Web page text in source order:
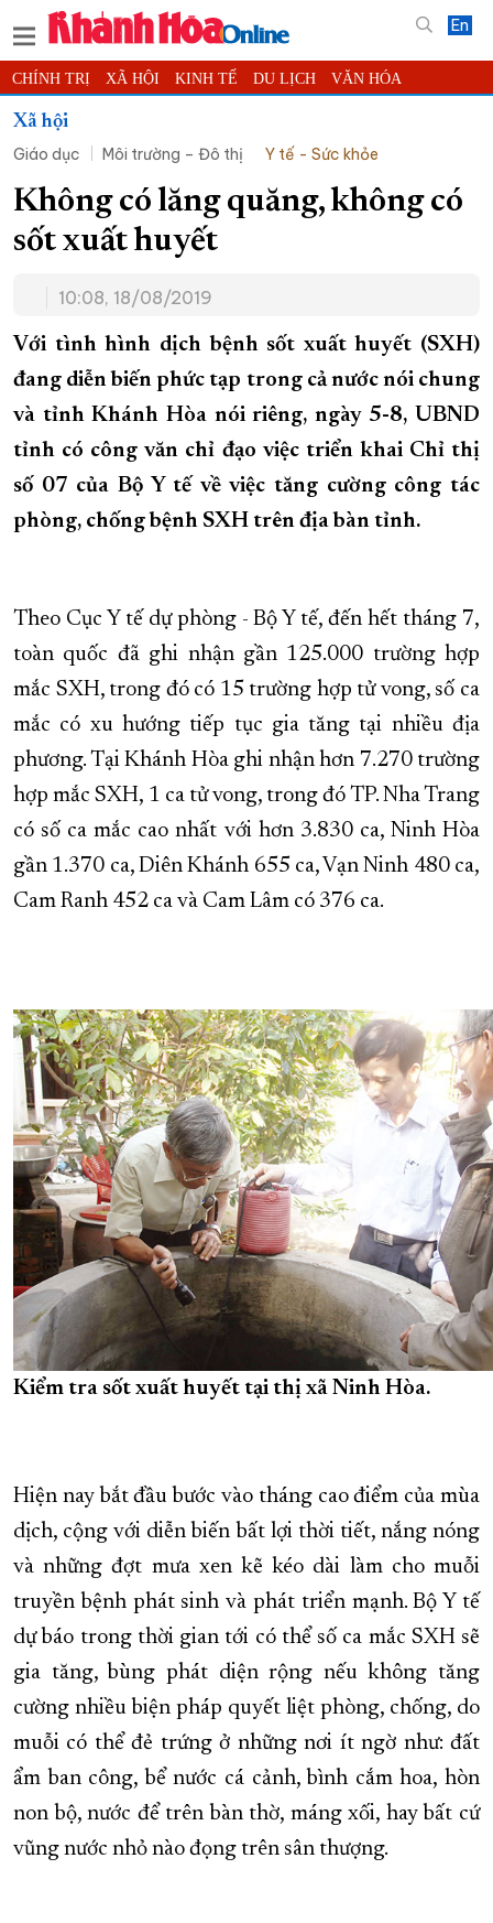
En
CHÍNH TRỊ XÃ HỘI KINH TẾ DU LỊCH VĂN HÓA
THỂ THAO
KHOA HỌC - CÔNG NGHỆ PHÁP LUẬT BẠN ĐỌC
THẾ GIỚI MULTIMEDIA VIDEO ĐỌC BÁO ONLINE
PODCAST THÔNG TIN - QUẢNG CÁO
TRƯỜNG SA BIỂN ĐẢO QUÊ HƯƠNG
CHUNG TAY CẢI CÁCH HÀNH CHÍNH
XÂY DỰNG NÔNG THÔN MỚI LỊCH CẮT ĐIỆN
TÀU - XE - MÁY BAY
KỶ NIỆM 370 NĂM XÂY DỰNG VÀ PHÁT TRIỂN TỈNH KHÁNH HÒA
KHOẢNH KHẮC ĐẸP XỨ TRẦM
XÂY DỰNG KHÁNH HÒA TRỞ THÀNH THÀNH PHỐ TRỰC THUỘC
Xã hội
Giáo dục
Môi trường – Đô thị Y tế - Sức khỏe
Không có lăng quăng, không có
sốt xuất huyết
10:08, 18/08/2019
Với tình hình dịch bệnh sốt xuất huyết (SXH)
đang diễn biến phức tạp trong cả nước nói chung
và tỉnh Khánh Hòa nói riêng, ngày 5-8, UBND
tỉnh có công văn chỉ đạo việc triển khai Chỉ thị
số 07 của Bộ Y tế về việc tăng cường công tác
phòng, chống bệnh SXH trên địa bàn tỉnh.
Theo Cục Y tế dự phòng - Bộ Y tế, đến hết tháng 7,
toàn quốc đã ghi nhận gần 125.000 trường hợp
mắc SXH, trong đó có 15 trường hợp tử vong, số ca
mắc có xu hướng tiếp tục gia tăng tại nhiều địa
phương. Tại Khánh Hòa ghi nhận hơn 7.270 trường
hợp mắc SXH, 1 ca tử vong, trong đó TP. Nha Trang
có số ca mắc cao nhất với hơn 3.830 ca, Ninh Hòa
gần 1.370 ca, Diên Khánh 655 ca, Vạn Ninh 480 ca,
Cam Ranh 452 ca và Cam Lâm có 376 ca.
Kiểm tra sốt xuất huyết tại thị xã Ninh Hòa.
Hiện nay bắt đầu bước vào tháng cao điểm của mùa
dịch, cộng với diễn biến bất lợi thời tiết, nắng nóng
và những đợt mưa xen kẽ kéo dài làm cho muỗi
truyền bệnh phát sinh và phát triển mạnh. Bộ Y tế
dự báo trong thời gian tới có thể số ca mắc SXH sẽ
gia tăng, bùng phát diện rộng nếu không tăng
cường nhiều biện pháp quyết liệt phòng, chống, do
muỗi có thể đẻ trứng ở những nơi ít ngờ như: đất
ẩm ban công, bể nước cá cảnh, bình cắm hoa, hòn
non bộ, nước để trên bàn thờ, máng xối, hay bất cứ
vũng nước nhỏ nào đọng trên sân thượng.